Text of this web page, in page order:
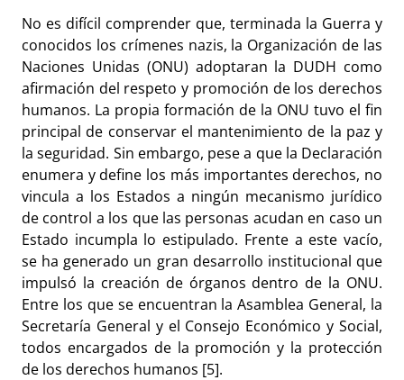
No es difícil comprender que, terminada la Guerra y
conocidos los crímenes nazis, la Organización de las
Naciones Unidas (ONU) adoptaran la DUDH como
afirmación del respeto y promoción de los derechos
humanos. La propia formación de la ONU tuvo el fin
principal de conservar el mantenimiento de la paz y
la seguridad. Sin embargo, pese a que la Declaración
enumera y define los más importantes derechos, no
vincula a los Estados a ningún mecanismo jurídico
de control a los que las personas acudan en caso un
Estado incumpla lo estipulado. Frente a este vacío,
se ha generado un gran desarrollo institucional que
impulsó la creación de órganos dentro de la ONU.
Entre los que se encuentran la Asamblea General, la
Secretaría General y el Consejo Económico y Social,
todos encargados de la promoción y la protección
de los derechos humanos [5].